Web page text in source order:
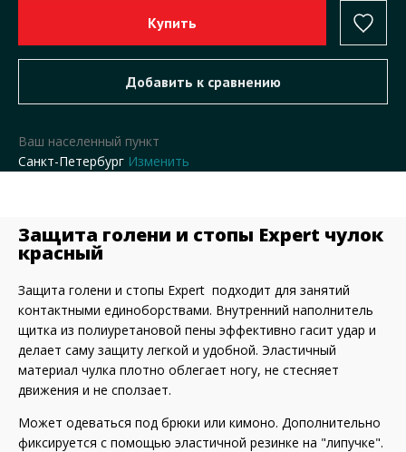
Ваш населенный пункт
Санкт-Петербург Изменить
Защита голени и стопы Expert чулок
красный
Защита голени и стопы Expert подходит для занятий
контактными единоборствами. Внутренний наполнитель
щитка из полиуретановой пены эффективно гасит удар и
делает саму защиту легкой и удобной. Эластичный
материал чулка плотно облегает ногу, не стесняет
движения и не сползает.
Может одеваться под брюки или кимоно. Дополнительно
фиксируется с помощью эластичной резинке на "липучке".